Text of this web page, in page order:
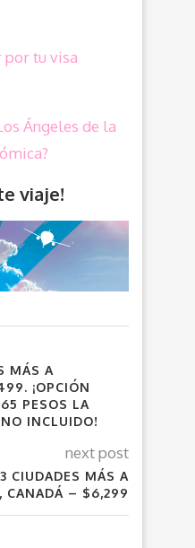
por tu visa
Ángeles de la
viaje!
MÁS A
¡OPCIÓN
PESOS LA
INCLUIDO!
next post
CIUDADES MÁS A
CANADÁ – $6,299